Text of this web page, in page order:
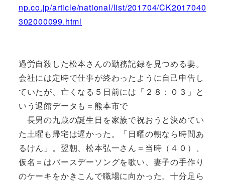
np.co.jp/article/national/list/201704/CK2017040
302000099.html
過労自殺した松本さんの勤務記録を見つめる妻。
会社には定時で仕事が終わったように自己申告し
ていたが、亡くなる５日前には「２８：０３」と
いう退館データも＝熊本市で
長男の九歳の誕生日を家族で祝おうと決めてい
た土曜も帰宅は遅かった。「日曜の朝なら時間あ
るけん」。翌朝、松本弘一さん＝当時（４０）、
仮名＝はバースデーソングを歌い、妻子の手作り
のケーキをかきこんで職場に向かった。十分足ら